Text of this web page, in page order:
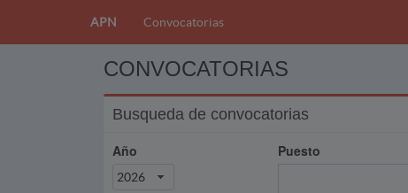
APN Convocatorias
CONVOCATORIAS
Busqueda de convocatorias
Año
2026
Puesto